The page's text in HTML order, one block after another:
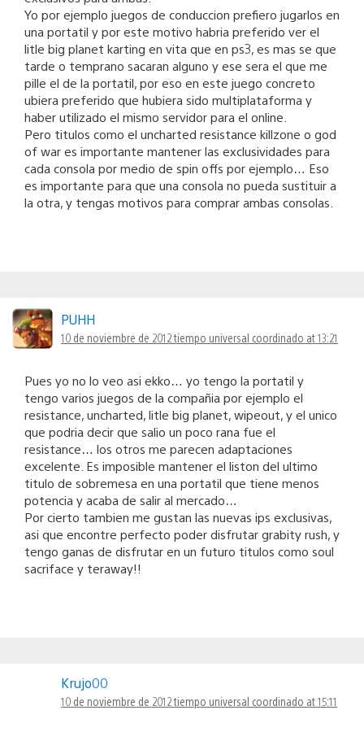
Yo por ejemplo juegos de conduccion prefiero jugarlos en
una portatil y por este motivo habria preferido ver el
litle big planet karting en vita que en ps3, es mas se que
tarde o temprano sacaran alguno y ese sera el que me
pille el de la portatil, por eso en este juego concreto
ubiera preferido que hubiera sido multiplataforma y
haber utilizado el mismo servidor para el online.
Pero titulos como el uncharted resistance killzone o god
of war es importante mantener las exclusividades para
cada consola por medio de spin offs por ejemplo… Eso
es importante para que una consola no pueda sustituir a
la otra, y tengas motivos para comprar ambas consolas.
PUHH
10 de noviembre de 2012 tiempo universal coordinado at 13:21
Pues yo no lo veo asi ekko… yo tengo la portatil y
tengo varios juegos de la compañia por ejemplo el
resistance, uncharted, litle big planet, wipeout, y el unico
que podria decir que salio un poco rana fue el
resistance… los otros me parecen adaptaciones
excelente. Es imposible mantener el liston del ultimo
titulo de sobremesa en una portatil que tiene menos
potencia y acaba de salir al mercado…
Por cierto tambien me gustan las nuevas ips exclusivas,
asi que encontre perfecto poder disfrutar grabity rush, y
tengo ganas de disfrutar en un futuro titulos como soul
sacriface y teraway!!
Krujo00
10 de noviembre de 2012 tiempo universal coordinado at 15:11